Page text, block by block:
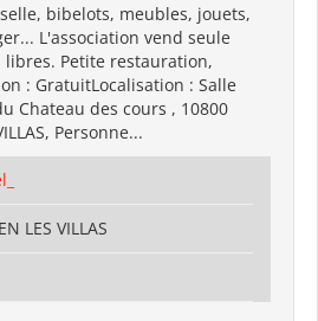
bibelots, meubles, jouets,
L'association vend seule
Petite restauration,
: GratuitLocalisation : Salle
Chateau des cours , 10800
Personne...
LES VILLAS